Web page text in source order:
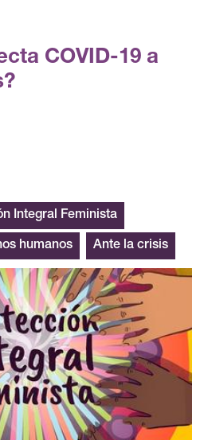
COVID-19 a
Integral Feminista
humanos Ante la crisis